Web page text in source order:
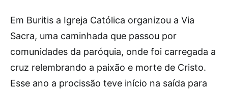
Em Buritis a Igreja Católica organizou a Via
Sacra, uma caminhada que passou por
comunidades da paróquia, onde foi carregada a
cruz relembrando a paixão e morte de Cristo.
Esse ano a procissão teve início na saída para